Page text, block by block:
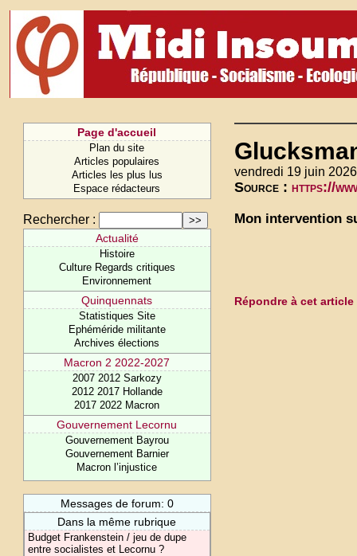
Page d'accueil
Plan du site
Articles populaires
Articles les plus lus
Espace rédacteurs
Rechercher :
Actualité
Histoire
Culture Regards critiques
Environnement
Quinquennats
Statistiques Site
Ephéméride militante
Archives élections
Macron 2 2022-2027
2007 2012 Sarkozy
2012 2017 Hollande
2017 2022 Macron
Gouvernement Lecornu
Gouvernement Bayrou
Gouvernement Barnier
Macron l’injustice
Messages de forum: 0
Dans la même rubrique
Budget Frankenstein / jeu de dupe
entre socialistes et Lecornu ?
vendredi 19 juin
Source : https://
Mon intervention
Répondre à cet article